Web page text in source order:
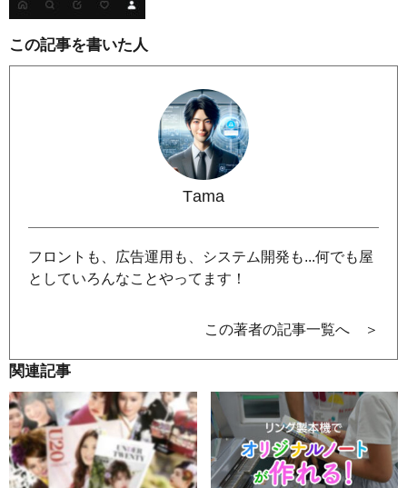
この記事を書いた人
Tama
フロントも、広告運用も、システム開発も...何でも屋
としていろんなことやってます！
この著者の記事一覧へ ＞
関連記事